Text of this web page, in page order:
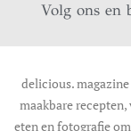
Volg ons en
delicious.
maakbare
eten en fotografie